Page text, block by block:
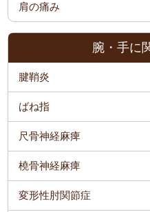
肩の痛み
腕・手に
腱鞘炎
ばね指
尺骨神経麻痺
橈骨神経麻痺
変形性肘関節症